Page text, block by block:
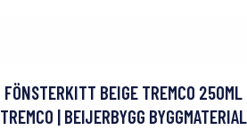
FÖNSTERKITT BEIGE TREMCO 250ML
TREMCO | BEIJERBYGG BYGGMATERIAL